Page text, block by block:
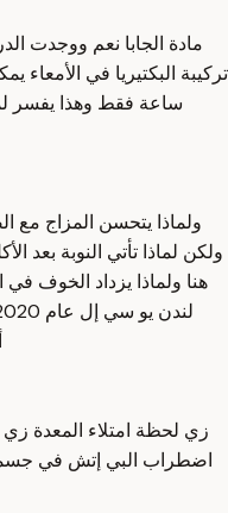
مادة الجابا نعم ووجدت
ساعة فقط وهذا يفسر
ولماذا يتحسن المزاج مع
ولكن لماذا تأتي النوبة بعد
هنا ولماذا يزداد الخوف
زي لحظة امتلاء المعدة
اضطراب البي إتش في